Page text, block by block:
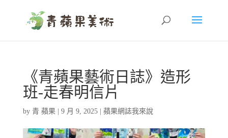
《青蘋果藝術日誌》造形
班-走春明信片
by 青 蘋果 9 月 9, 2025| 蘋果網誌我來說